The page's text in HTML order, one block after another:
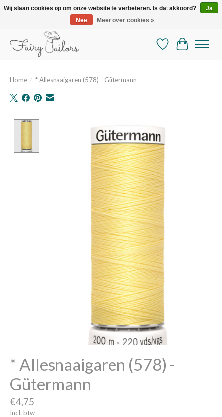
De mooiste online selectie stoffen en mercerie
Verlanglijst
Home / * Allesnaaigaren (578) - Gütermann
* Allesnaaigaren (578) -
Gütermann
€4,75
Incl. btw
Wij slaan cookies op om onze website te verbeteren. Is dat akkoord?
Ja
Nee
Meer over cookies »